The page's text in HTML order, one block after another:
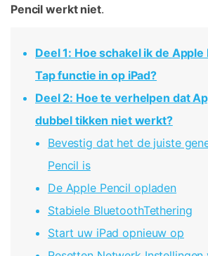
Telefoon Herstel
Gegevens wissen
Telefoon Overdracht
Pencil werkt niet.
Deel 1: Hoe schakel ik de Apple
Tap functie in op iPad?
Deel 2: Hoe te verhelpen dat
dubbel tikken niet werkt?
Bevestig dat het de juiste
Pencil is
De Apple Pencil opladen
Stabiele BluetoothTethering
Start uw iPad opnieuw op